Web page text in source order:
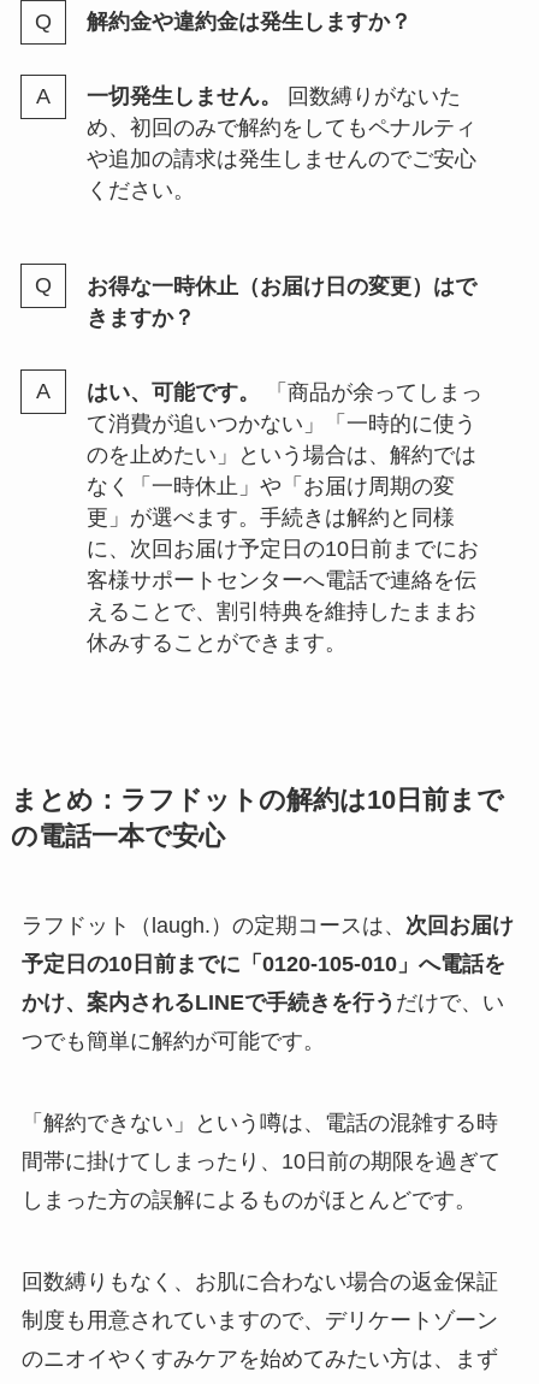
解約金や違約金は発生しますか？
一切発生しません。
回数縛りがないた
め、初回のみで解約をしてもペナルティ
や追加の請求は発生しませんのでご安心
ください。
お得な一時休止（お届け日の変更）はで
きますか？
はい、可能です。
「商品が余ってしまっ
て消費が追いつかない」「一時的に使う
のを止めたい」という場合は、解約では
なく「一時休止」や「お届け周期の変
更」が選べます。手続きは解約と同様
に、次回お届け予定日の10日前までにお
客様サポートセンターへ電話で連絡を伝
えることで、割引特典を維持したままお
休みすることができます。
まとめ：ラフドットの解約は10日前まで
の電話一本で安心
ラフドット（laugh.）の定期コースは、 次回お届け
予定日の10日前までに「0120-105-010」へ電話を
かけ、案内されるLINEで手続きを行う だけで、い
つでも簡単に解約が可能です。
「解約できない」という噂は、電話の混雑する時
間帯に掛けてしまったり、10日前の期限を過ぎて
しまった方の誤解によるものがほとんどです。
回数縛りもなく、お肌に合わない場合の返金保証
制度も用意されていますので、デリケートゾーン
のニオイやくすみケアを始めてみたい方は、まず